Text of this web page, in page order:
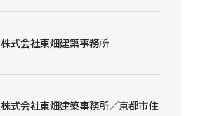
株式会社東畑建築事務所
株式会社東畑建築事務所／京都市住